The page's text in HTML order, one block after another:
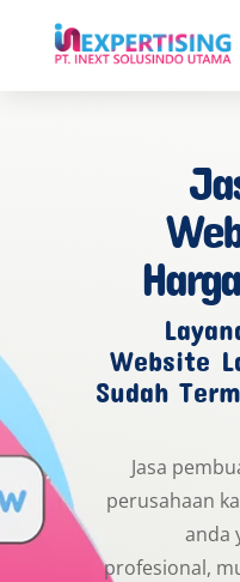
Website
Sudah
Jasa
perusahaan
anda
profesional,